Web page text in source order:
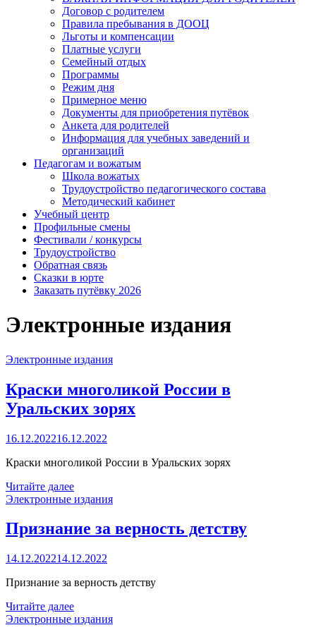
Договор с родителем
Правила пребывания в ДООЦ
Льготы и компенсации
Платные услуги
Семейный отдых
Программы
Режим дня
Примерное меню
Документы для приобретения путёвок
Анкета для родителей
Информация для учебных заведений и
организаций
Педагогам и вожатым
Школа вожатых
Трудоустройство педагогического состава
Методический кабинет
Учебный центр
Профильные смены
Фестивали / конкурсы
Трудоустройство
Обратная связь
Сказки в юрте
Заказать путёвку 2026
Электронные издания
Электронные издания
Краски многоликой России в
Уральских зорях
16.12.202216.12.2022
Краски многоликой России в Уральских зорях
Читайте далее
Электронные издания
Признание за верность детству
14.12.202214.12.2022
Признание за верность детству
Читайте далее
Электронные издания